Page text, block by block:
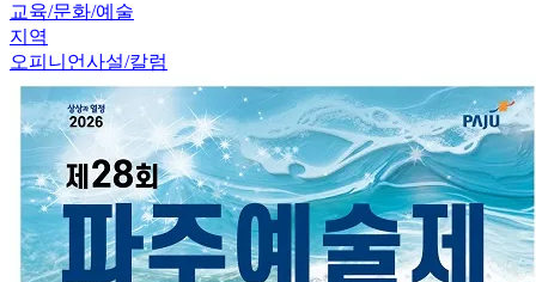
교육/문화/예술
지역
오피니언사설/칼럼